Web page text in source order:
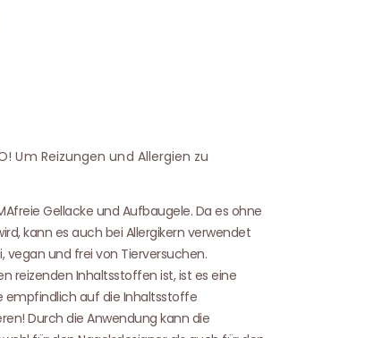
Um Reizungen und Allergien zu
Gellacke und Aufbaugele. Da es ohne
kann es auch bei Allergikern verwendet
vegan und frei von Tierversuchen.
reizenden Inhaltsstoffen ist, ist es eine
empfindlich auf die Inhaltsstoffe
Durch die Anwendung kann die